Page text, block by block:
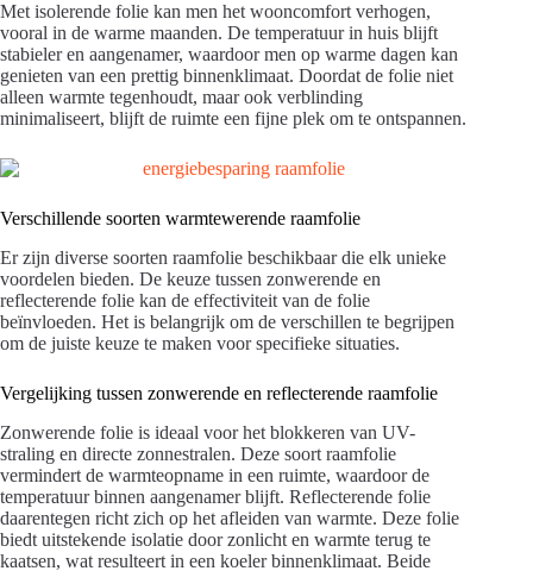
Met isolerende folie kan men het wooncomfort verhogen,
vooral in de warme maanden. De temperatuur in huis blijft
stabieler en aangenamer, waardoor men op warme dagen kan
genieten van een prettig binnenklimaat. Doordat de folie niet
alleen warmte tegenhoudt, maar ook verblinding
minimaliseert, blijft de ruimte een fijne plek om te ontspannen.
Verschillende soorten warmtewerende raamfolie
Er zijn diverse soorten raamfolie beschikbaar die elk unieke
voordelen bieden. De keuze tussen zonwerende en
reflecterende folie kan de effectiviteit van de folie
beïnvloeden. Het is belangrijk om de verschillen te begrijpen
om de juiste keuze te maken voor specifieke situaties.
Vergelijking tussen zonwerende en reflecterende raamfolie
Zonwerende folie is ideaal voor het blokkeren van UV-
straling en directe zonnestralen. Deze soort raamfolie
vermindert de warmteopname in een ruimte, waardoor de
temperatuur binnen aangenamer blijft. Reflecterende folie
daarentegen richt zich op het afleiden van warmte. Deze folie
biedt uitstekende isolatie door zonlicht en warmte terug te
kaatsen, wat resulteert in een koeler binnenklimaat. Beide